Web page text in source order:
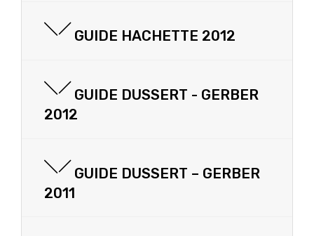
GUIDE HACHETTE 2012
GUIDE DUSSERT - GERBER
2012
GUIDE DUSSERT – GERBER
2011